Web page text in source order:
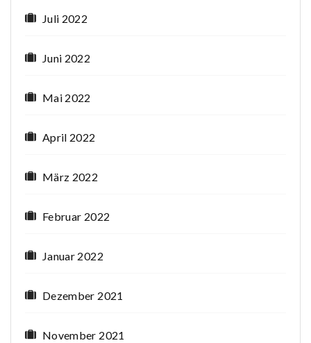
Juli 2022
Juni 2022
Mai 2022
April 2022
März 2022
Februar 2022
Januar 2022
Dezember 2021
November 2021